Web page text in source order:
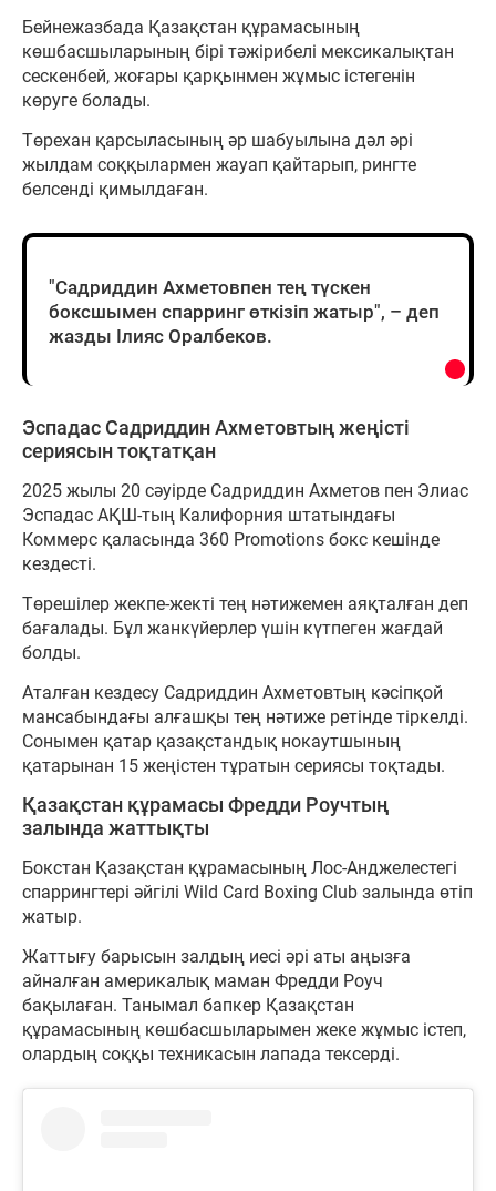
Бейнежазбада Қазақстан құрамасының
көшбасшыларының бірі тәжірибелі мексикалықтан
сескенбей, жоғары қарқынмен жұмыс істегенін
көруге болады.
Төрехан қарсыласының әр шабуылына дәл әрі
жылдам соққылармен жауап қайтарып, рингте
белсенді қимылдаған.
"Садриддин Ахметовпен тең түскен
боксшымен спарринг өткізіп жатыр", – деп
жазды Ілияс Оралбеков.
Эспадас Садриддин Ахметовтың жеңісті
сериясын тоқтатқан
2025 жылы 20 сәуірде Садриддин Ахметов пен Элиас
Эспадас АҚШ-тың Калифорния штатындағы
Коммерс қаласында 360 Promotions бокс кешінде
кездесті.
Төрешілер жекпе-жекті тең нәтижемен аяқталған деп
бағалады. Бұл жанкүйерлер үшін күтпеген жағдай
болды.
Аталған кездесу Садриддин Ахметовтың кәсіпқой
мансабындағы алғашқы тең нәтиже ретінде тіркелді.
Сонымен қатар қазақстандық нокаутшының
қатарынан 15 жеңістен тұратын сериясы тоқтады.
Қазақстан құрамасы Фредди Роучтың
залында жаттықты
Бокстан Қазақстан құрамасының Лос-Анджелестегі
спаррингтері әйгілі Wild Card Boxing Club залында өтіп
жатыр.
Жаттығу барысын залдың иесі әрі аты аңызға
айналған америкалық маман Фредди Роуч
бақылаған. Танымал бапкер Қазақстан
құрамасының көшбасшыларымен жеке жұмыс істеп,
олардың соққы техникасын лапада тексерді.